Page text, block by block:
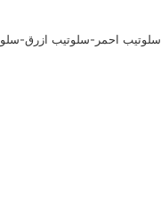
سلوتيب احمر-سلوتيب ازرق-